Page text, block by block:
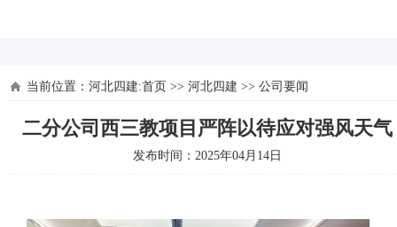
当前位置： 河北四建:首页 >> 河北四建 >> 公司要闻
二分公司西三教项目严阵以待应对强风天气
发布时间：2025年04月14日